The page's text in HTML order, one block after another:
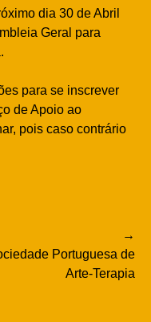
dia 30 de Abril
Geral para
para se inscrever
de Apoio ao
pois caso contrário
Portuguesa de
Arte-Terapia